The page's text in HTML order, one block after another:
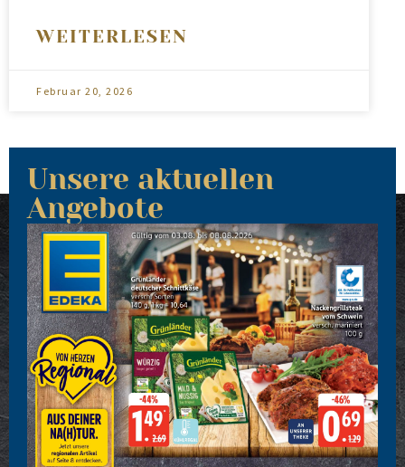
WEITERLESEN
Februar 20, 2026
Unsere aktuellen
Angebote